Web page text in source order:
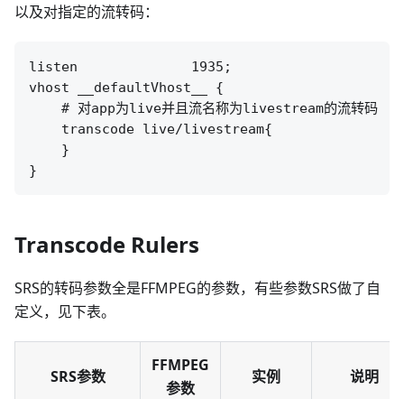
以及对指定的流转码：
listen              1935;
vhost __defaultVhost__ {
    # 对app为live并且流名称为livestream的流转码
    transcode live/livestream{
    }
Transcode Rulers
SRS的转码参数全是FFMPEG的参数，有些参数SRS做了自
定义，见下表。
SRS参数
FFMPEG
参数
实例 说明